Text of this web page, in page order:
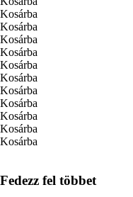
Kosárba
Kosárba
Kosárba
Kosárba
Kosárba
Kosárba
Kosárba
Kosárba
Kosárba
Kosárba
Kosárba
Fedezz fel többet